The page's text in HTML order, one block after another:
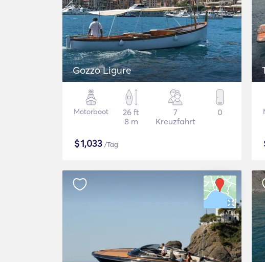
Gozzo Ligure
Motorboot
26 ft
8 m
7
Kreuzfahrt
0
$1,033 /Tag